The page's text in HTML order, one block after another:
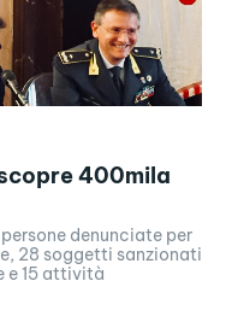
400mila
denunciate per
28 soggetti sanzionati
e 15 attività